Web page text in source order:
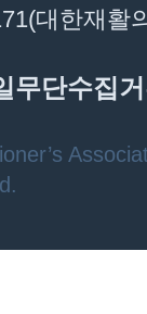
대한재활
무단수집